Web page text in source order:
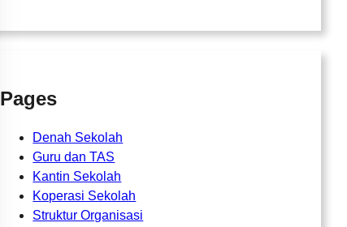
Pages
Denah Sekolah
Guru dan TAS
Kantin Sekolah
Koperasi Sekolah
Struktur Organisasi